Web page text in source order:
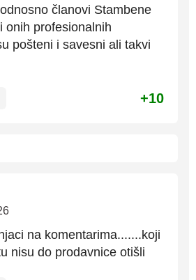
članovi Stambene
onih profesionalnih
pošteni i savesni ali takvi
+10
na komentarima.......koji
nisu do prodavnice otišli